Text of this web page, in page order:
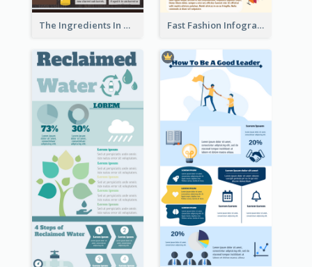
The Ingredients In Whiskey Infographic Fast Fashion Infographic